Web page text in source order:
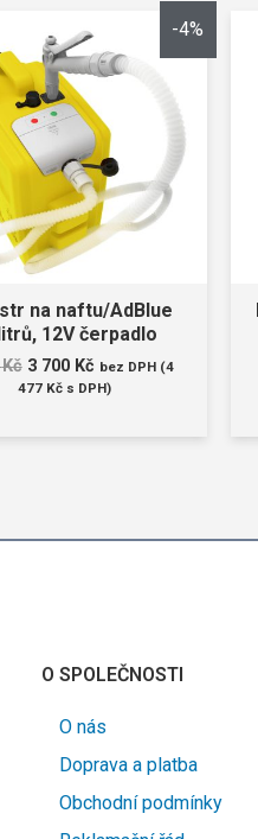
-4%
na naftu/AdBlue
12V čerpadlo
Kč 3 700 Kč bez DPH (4
477 Kčs DPH)
O SPOLEČNOSTI
O nás
Doprava a platba
Obchodní podmínky